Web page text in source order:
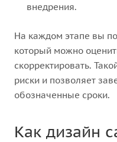
внедрения.
На каждом этапе вы
который можно
скорректировать.
риски и позволяет
обозначенные сроки.
Как дизайн